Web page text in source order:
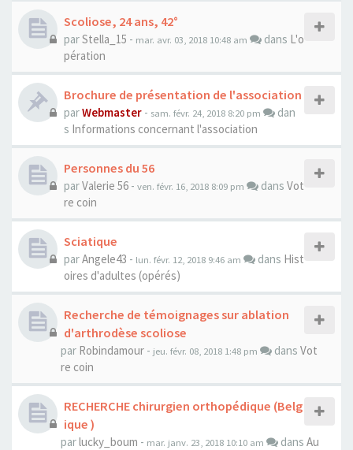
Scoliose, 24 ans, 42°
parStella_15 - mar. avr. 03, 2018 10:48 am dans L'o
pération
Brochure de présentation de l'association
parWebmaster - sam. févr. 24, 2018 8:20 pm
dan
s Informations concernant l'association
Personnes du 56
parValerie 56 - ven. févr. 16, 2018 8:09 pm dans Vot
re coin
Sciatique
parAngele43 - lun. févr. 12, 2018 9:46 am dans Hist
oires d'adultes (opérés)
Recherche de témoignages sur ablation
d'arthrodèse scoliose
par Robindamour - jeu. févr. 08, 2018 1:48 pm dans Vot
re coin
RECHERCHE chirurgien orthopédique (Belg
ique )
parlucky_boum - mar. janv. 23, 2018 10:10 am dans Au